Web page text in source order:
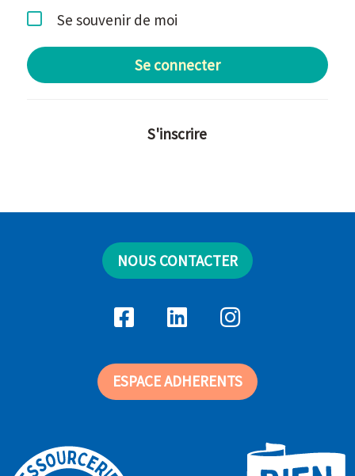
Se souvenir de moi
Se connecter
S'inscrire
NOUS CONTACTER
ESPACE ADHERENTS